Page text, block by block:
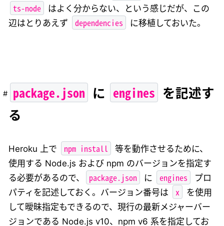
ts-node
はよく分からない、という感じだが、この
辺はとりあえず
dependencies に移植しておいた。
package.json に engines を記述す
る
Heroku 上で npm install
等を動作させるために、
使用する Node.js および npm のバージョンを指定す
る必要があるので、
package.json に engines
プロ
パティを記述しておく。バージョン番号は
x
を使用
して曖昧指定もできるので、現行の最新メジャーバー
ジョンである Node.js v10、npm v6 系を指定してお